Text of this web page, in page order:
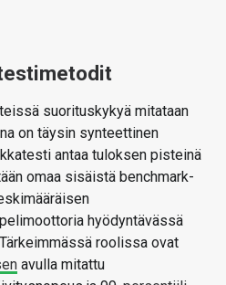
suorituskykyä mitataan
on täysin synteettinen
antaa tuloksen pisteinä
omaa sisäistä benchmark-
hyödyntävässä
roolissa ovat
avulla mitattu